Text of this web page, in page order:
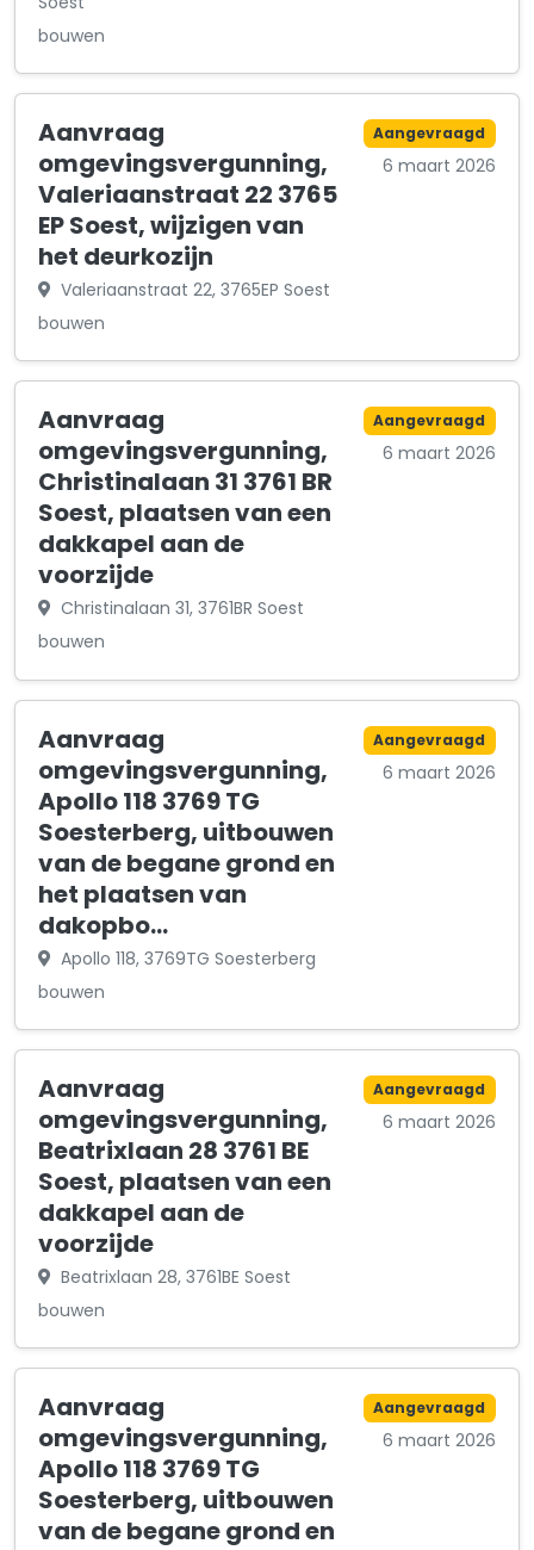
bouwen
Aanvraag
omgevingsvergunning,
Valeriaanstraat 22 3765
EP Soest, wijzigen van
het deurkozijn
Valeriaanstraat 22, 3765EP Soest
bouwen
Aangevraagd
6 maart 2026
Aanvraag
omgevingsvergunning,
Christinalaan 31 3761 BR
Soest, plaatsen van een
dakkapel aan de
voorzijde
Christinalaan 31, 3761BR Soest
bouwen
Aangevraagd
6 maart 2026
Aanvraag
omgevingsvergunning,
Apollo 118 3769 TG
Soesterberg, uitbouwen
van de begane grond en
het plaatsen van
dakopbo…
Apollo 118, 3769TG Soesterberg
bouwen
Aangevraagd
6 maart 2026
Aanvraag
omgevingsvergunning,
Beatrixlaan 28 3761 BE
Soest, plaatsen van een
dakkapel aan de
voorzijde
Beatrixlaan 28, 3761BE Soest
bouwen
Aangevraagd
6 maart 2026
Aanvraag
omgevingsvergunning,
Apollo 118 3769 TG
Soesterberg, uitbouwen
van de begane grond en
Aangevraagd
6 maart 2026